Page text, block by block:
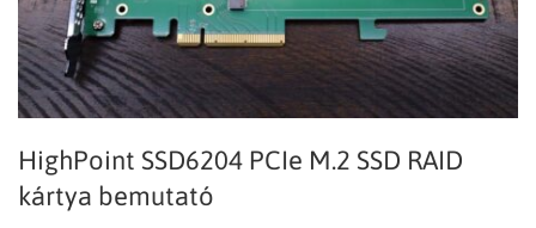
HighPoint SSD6204 PCIe M.2 SSD RAID
kártya bemutató